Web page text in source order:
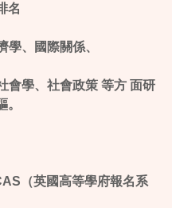
名
學、國際關係、
會學、社會政策 等方 面研
。
（英國高等學府報名系